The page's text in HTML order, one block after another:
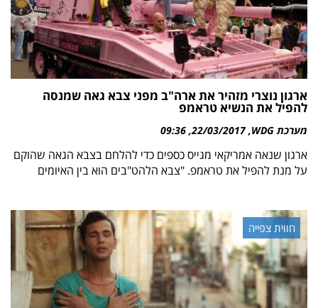
ארגון נוצרי מזהיר את ארה"ב מפני צבא גאה שמנסה
להפיל את הנשיא טראמפ
מערכת WDG 22/03/2017
09:36
ארגון שנאה אמריקאי מגייס כספים כדי להלחם בצבא הגאה שהוקם
על מנת להפיל את טראמפ. "צבא הלהט"בים הוא בין האיומים
חווית צפייה